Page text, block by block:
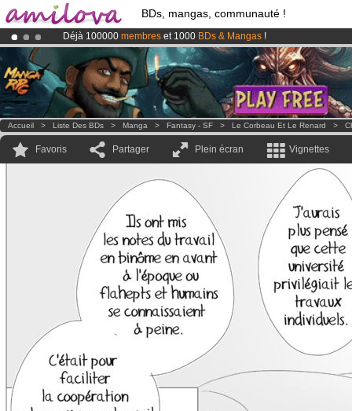
BDs, mangas, communauté !
Déjà 100000 membres et 1000 BDs & Mangas !
LeKickstarter Amilova est désormais lancé!.
Abonnement premium: à partir de
3.95 eurospar mois !Clique ici
Accueil > Liste Des BDs > Manga > Fantasy - SF > Le Corbeau Et Le Renard >
Favoris Partager Plein écran Vignettes